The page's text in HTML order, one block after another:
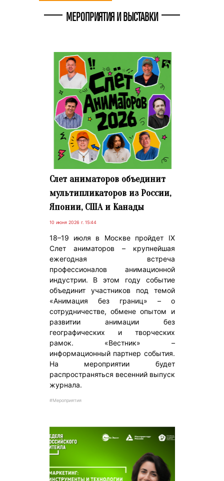
МЕРОПРИЯТИЯ И ВЫСТАВКИ
Слет аниматоров объединит
мультипликаторов из России,
Японии, США и Канады
10 июня 2026 г. 15:44
18–19 июля в Москве пройдет IX
Слет аниматоров – крупнейшая
ежегодная встреча
профессионалов анимационной
индустрии. В этом году событие
объединит участников под темой
«Анимация без границ» – о
сотрудничестве, обмене опытом и
развитии анимации без
географических и творческих
рамок. «Вестник» –
информационный партнер события.
На мероприятии будет
распространяться весенний выпуск
журнала.
#Мероприятия